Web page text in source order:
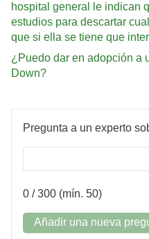
hospital general le indican
estudios para descartar
que si ella se tiene que
¿Puedo dar en adopción a
Down?
Pregunta a un experto
0 / 300 (mín. 50)
Añadir una nueva